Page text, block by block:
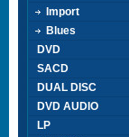
Import
Blues
DVD
SACD
DUAL DISC
DVD AUDIO
LP